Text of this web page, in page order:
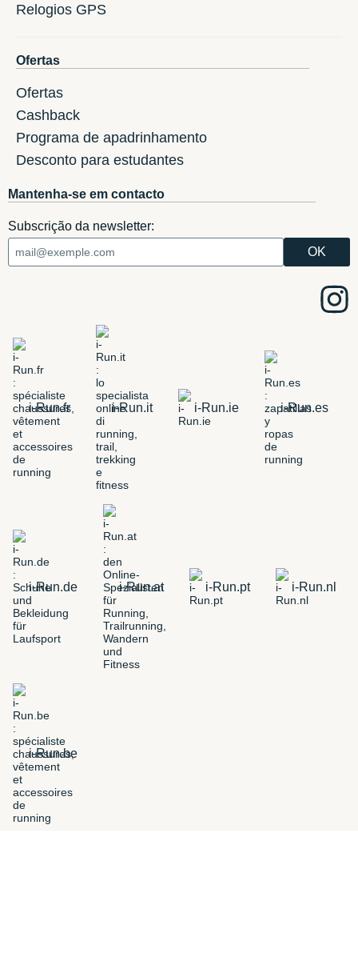
Relogios GPS
Ofertas
Ofertas
Cashback
Programa de apadrinhamento
Desconto para estudantes
Mantenha-se em contacto
Subscrição da newsletter:
i-Run.fr i-Run.it i-Run.ie i-Run.es
i-Run.de i-Run.at i-Run.pt i-Run.nl
i-Run.be